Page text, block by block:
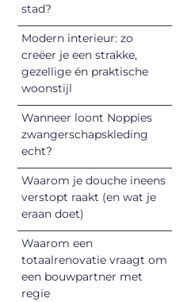
stad?
Modern interieur: zo
creëer je een strakke,
gezellige én praktische
woonstijl
Wanneer loont Noppies
zwangerschapskleding
echt?
Waarom je douche ineens
verstopt raakt (en wat je
eraan doet)
Waarom een
totaalrenovatie vraagt om
een bouwpartner met
regie